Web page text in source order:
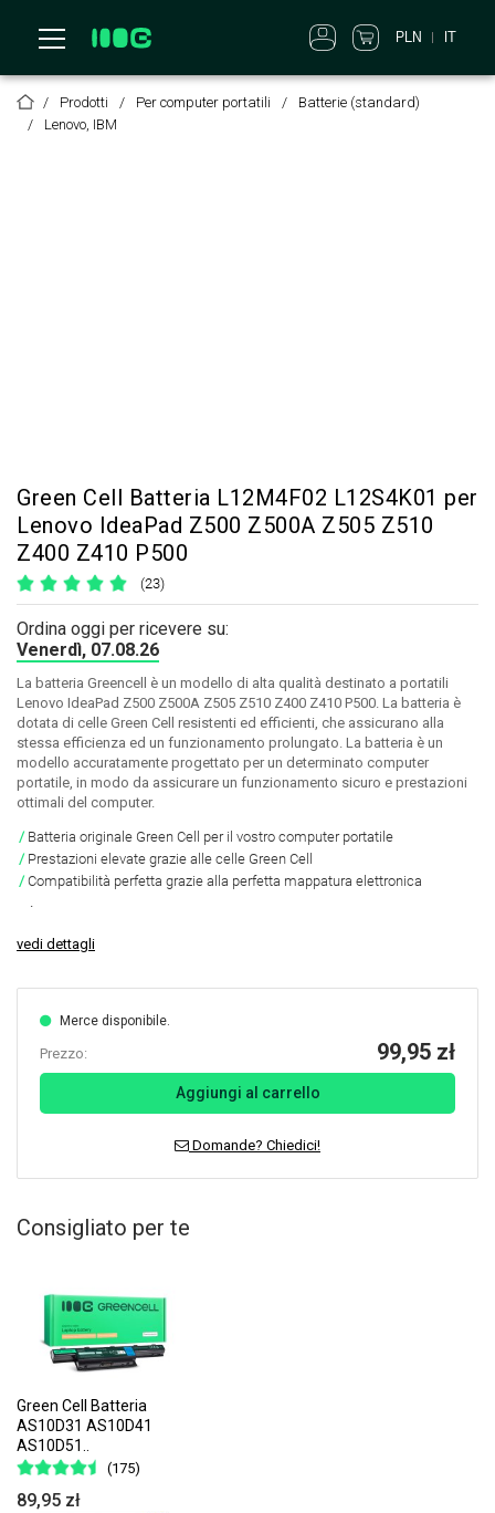
PLN IT
Prodotti Per computer portatili
Batterie (standard)
Lenovo, IBM
Green Cell Batteria L12M4F02 L12S4K01 per
Lenovo IdeaPad Z500 Z500A Z505 Z510
Z400 Z410 P500
(23)
Ordina oggi per ricevere su:
Venerdì, 07.08.26
La batteria Greencell è un modello di alta qualità destinato a portatili
Lenovo IdeaPad Z500 Z500A Z505 Z510 Z400 Z410 P500. La batteria è
dotata di celle Green Cell resistenti ed efficienti, che assicurano alla
stessa efficienza ed un funzionamento prolungato. La batteria è un
modello accuratamente progettato per un determinato computer
portatile, in modo da assicurare un funzionamento sicuro e prestazioni
ottimali del computer.
Batteria originale Green Cell per il vostro computer portatile
Prestazioni elevate grazie alle celle Green Cell
Compatibilità perfetta grazie alla perfetta mappatura elettronica
.
vedi dettagli
Merce disponibile.
Prezzo: 99,95 zł
Aggiungi al carrello
Domande? Chiedici!
Consigliato per te
Green Cell Batteria
AS10D31 AS10D41
AS10D51..
(175)
89,95 zł